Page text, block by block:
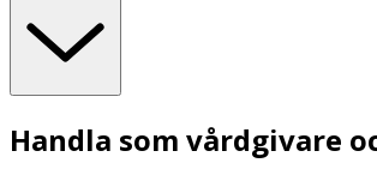
Handla som vårdgivare